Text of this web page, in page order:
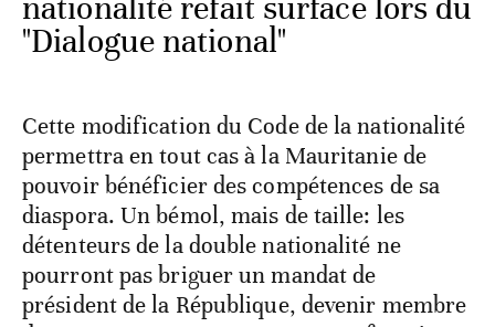
nationalité refait surface lors du
"Dialogue national"
Cette modification du Code de la nationalité
permettra en tout cas à la Mauritanie de
pouvoir bénéficier des compétences de sa
diaspora. Un bémol, mais de taille: les
détenteurs de la double nationalité ne
pourront pas briguer un mandat de
président de la République, devenir membre